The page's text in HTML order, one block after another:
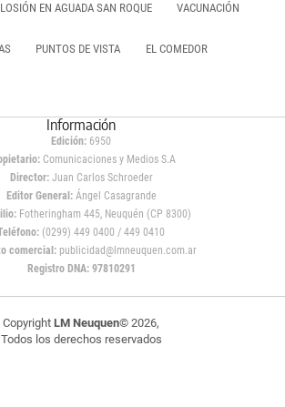
EN AGUADA SAN ROQUE VACUNACIÓN
PUNTOS DE VISTA EL COMEDOR
Información
Edición: 6950
Comunicaciones y Medios S.A
Director: Juan Carlos Schroeder
Editor General:Ángel Casagrande
Fotheringham 445, Neuquén (CP 8300)
(0299) 449 0400 / 449 0410
comercial: publicidad@lmneuquen.com.ar
Registro DNA: 97810291
Copyright LM Neuquen© 2026,
Todos los derechos reservados